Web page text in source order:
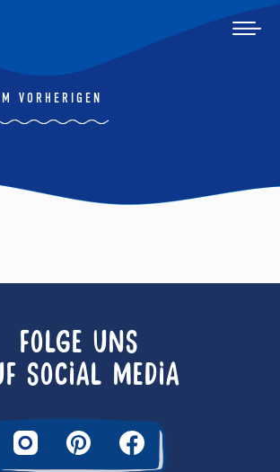
VORHERIGEN
FOLGE UNS
SOCIAL MEDIA